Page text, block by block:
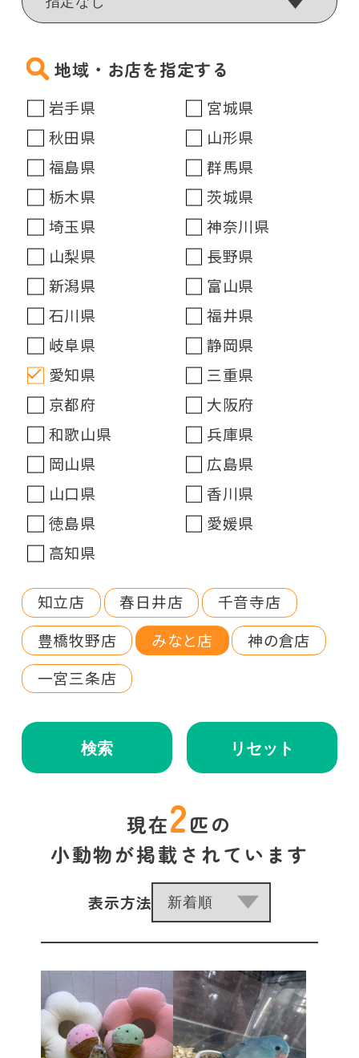
地域・お店を指定する
岩手県
宮城県
秋田県
山形県
福島県
群馬県
栃木県
茨城県
埼玉県
神奈川県
山梨県
長野県
新潟県
富山県
石川県
福井県
岐阜県
静岡県
愛知県
三重県
京都府
大阪府
和歌山県
兵庫県
岡山県
広島県
山口県
香川県
徳島県
愛媛県
高知県
知立店 春日井店
千音寺店
豊橋牧野店
みなと店
神の倉店
一宮三条店
検索 リセット
現在2匹の
小動物が掲載されています
表示方法